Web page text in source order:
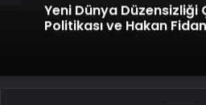
Yeni Dünya Düzensizliği
Politikası ve Hakan